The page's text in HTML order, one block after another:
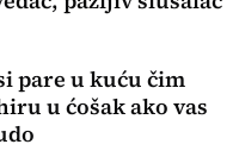
pare u kuću čim
u ćošak ako vas